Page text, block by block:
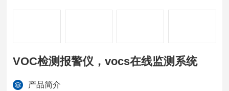
VOC检测报警仪，vocs在线监测系统
产品简介